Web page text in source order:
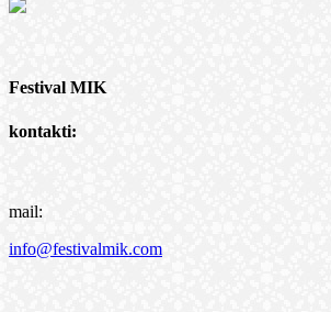
Festival MIK
kontakti:
mail:
info@festivalmik.com